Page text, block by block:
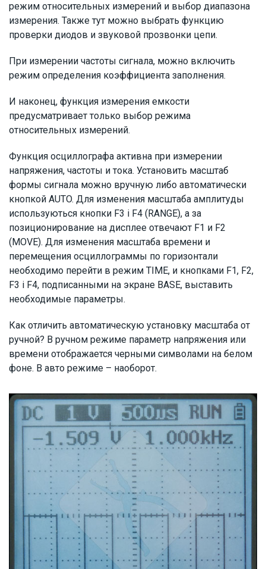
режим относительных измерений и выбор диапазона
измерения. Также тут можно выбрать функцию
проверки диодов и звуковой прозвонки цепи.
При измерении частоты сигнала, можно включить
режим определения коэффициента заполнения.
И наконец, функция измерения емкости
предусматривает только выбор режима
относительных измерений.
Функция осциллографа активна при измерении
напряжения, частоты и тока. Установить масштаб
формы сигнала можно вручную либо автоматически
кнопкой AUTO. Для изменения масштаба амплитуды
используються кнопки F3 і F4 (RANGE), а за
позиционирование на дисплее отвечают F1 и F2
(MOVE). Для изменения масштаба времени и
перемещения осциллограммы по горизонтали
необходимо перейти в режим TIME, и кнопками F1, F2,
F3 і F4, подписанными на экране BASE, выставить
необходимые параметры.
Как отличить автоматическую установку масштаба от
ручной? В ручном режиме параметр напряжения или
времени отображается черными символами на белом
фоне. В авто режиме – наоборот.